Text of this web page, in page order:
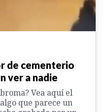
de cementerio
ver a nadie
Vea aquí el
que parece un